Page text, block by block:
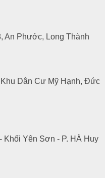
An Phước, Long Thành
Dân Cư Mỹ Hạnh, Đức
Khối Yên Sơn - P. HÀ Huy